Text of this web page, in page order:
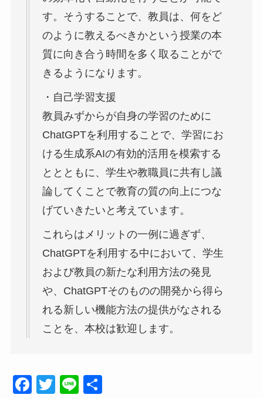
す。そうすることで、教員は、何をど
のように教えるべきかという授業の本
質に向き合う時間を多く取ることがで
きるようになります。
・自己学習支援
教員みずからが自身の学習のために
ChatGPTを利用することで、学習にお
ける生成系AIの有効的活用を模索する
ととともに、学生や教職員に共有し議
論してくことで教育の質の向上につな
げていきたいと考えています。
これらはメリットの一例に過ぎず、
ChatGPTを利用する中において、学生
および教員の新たな利用方法の発見
や、ChatGPTそのものの開発から得ら
れる新しい機能方法の提供がなされる
ことを、本校は歓迎します。
F
T
Li